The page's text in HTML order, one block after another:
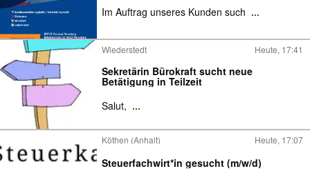
Im Auftrag unseres Kunden such ...
Wiederstedt Heute, 17:41
Sekretärin Bürokraft sucht neue
Betätigung in Teilzeit
Salut, ...
Köthen (Anhalt) Heute, 17:07
Steuerfachwirt*in gesucht (m/w/d)